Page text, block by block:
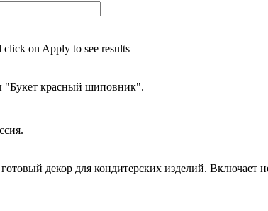
click on Apply to see results
"Букет красный шиповник".
готовый декор для кондитерских изделий. Включает